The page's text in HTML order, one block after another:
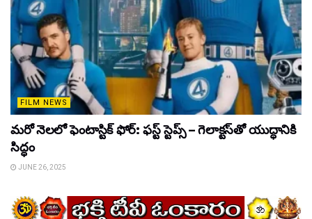
FILM NEWS
మరో నెలలో ఫెంటాస్టిక్ ఫోర్: ఫస్ట్ స్టెప్స్ – గెలాక్టస్‌తో యుద్ధానికి
సిద్ధం
JUNE 26, 2025